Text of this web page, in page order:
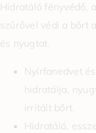
Hidratáló fényvédő,
szűrővel védi a bőrt
és nyugtat.
Nyírfanedvet
hidratálja,
irritált bőrt.
Hidratáló,